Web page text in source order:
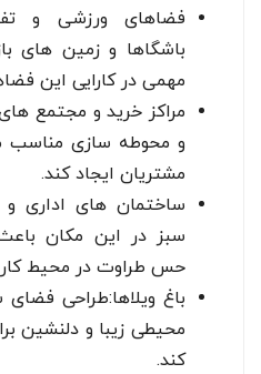
فضاهای ورزشی و
باشگاها و زمین های
مهمی در کارایی این
مراکز خرید و مجتمع
و محوطه سازی مناسب
مشتریان ایجاد کند.
ساختمان های اداری و
سبز در این مکان
حس طراوت در محیط
باغ ویلاها:طراحی فضای
محیطی زیبا و دلنشین
کند.